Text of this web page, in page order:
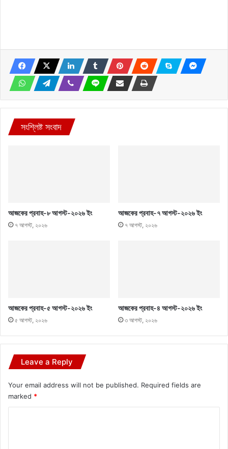
সংশ্লিষ্ট সংবাদ
আজকের প্রবাহ-৮ আগস্ট-২০২৬ ইং
৭ আগস্ট, ২০২৬
আজকের প্রবাহ-৭ আগস্ট-২০২৬ ইং
৭ আগস্ট, ২০২৬
আজকের প্রবাহ-৫ আগস্ট-২০২৬ ইং
৫ আগস্ট, ২০২৬
আজকের প্রবাহ-৪ আগস্ট-২০২৬ ইং
৩ আগস্ট, ২০২৬
Leave a Reply
Your email address will not be published. Required fields are
marked *